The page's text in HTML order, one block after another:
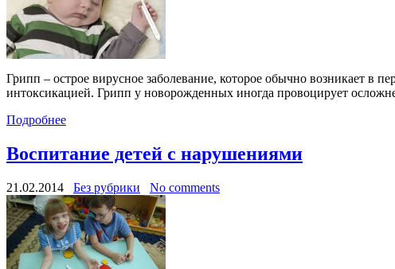
Грипп – острое вирусное заболевание, которое обычно возникает в
интоксикацией. Грипп у новорожденных иногда провоцирует
Подробнее
Воспитание детей с нарушениями
21.02.2014 Без рубрики No comments